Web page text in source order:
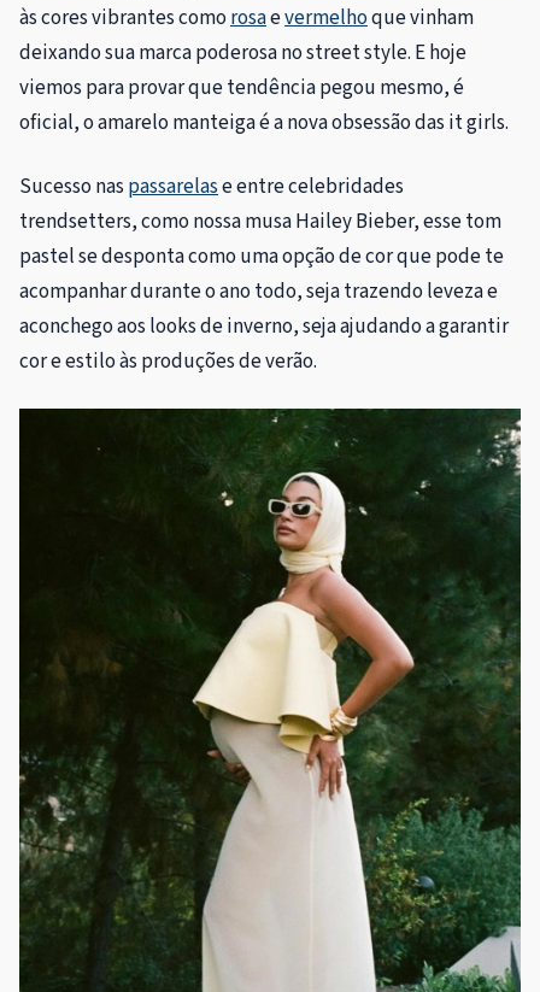
às cores vibrantes comorosaevermelhoque vinham
deixando sua marca poderosa no street style. E hoje
viemos para provar que tendência pegou mesmo, é
oficial, o amarelo manteiga é a nova obsessão das it girls.
Sucesso nas passarelase entre celebridades
trendsetters, como nossa musa Hailey Bieber, esse tom
pastel se desponta como uma opção de cor que pode te
acompanhar durante o ano todo, seja trazendo leveza e
aconchego aos looks de inverno, seja ajudando a garantir
cor e estilo às produções de verão.